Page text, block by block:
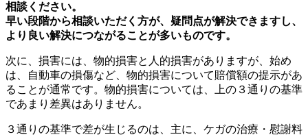
相談ください。
早い段階から相談いただく方が、疑問点が解決できますし、
より良い解決につながることが多いものです。
次に、損害には、物的損害と人的損害がありますが、始め
は、自動車の損傷など、物的損害について賠償額の提示があ
ることが通常です。物的損害については、上の３通りの基準
であまり差異はありません。
３通りの基準で差が生じるのは、主に、ケガの治療・慰謝料